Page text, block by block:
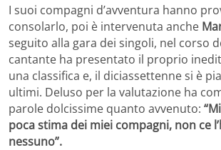
I suoi compagni d’avventura hanno
consolarlo, poi è intervenuta anche
seguito alla gara dei singoli, nel corso
cantante ha presentato il proprio
una classifica e, il diciassettenne si è
ultimi. Deluso per la valutazione ha
parole dolcissime quanto avvenuto:
poca stima dei miei compagni, non ce
nessuno”.